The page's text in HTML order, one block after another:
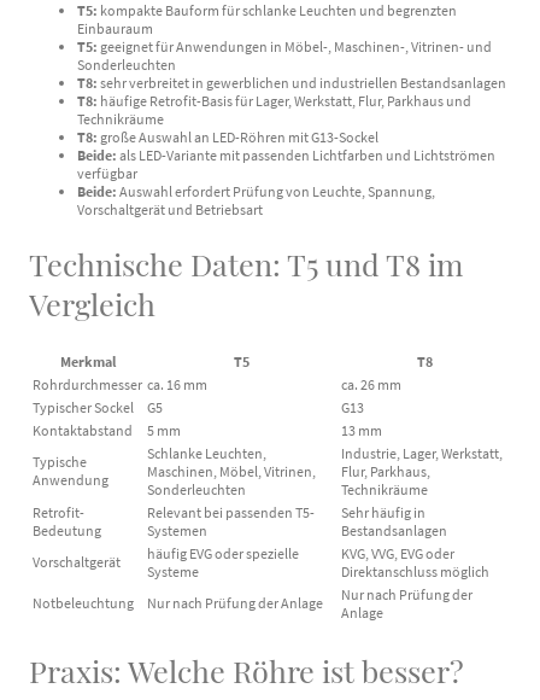
T5: kompakte Bauform für schlanke Leuchten und begrenzten
Einbauraum
T5: geeignet für Anwendungen in Möbel-, Maschinen-, Vitrinen- und
Sonderleuchten
T8: sehr verbreitet in gewerblichen und industriellen Bestandsanlagen
T8: häufige Retrofit-Basis für Lager, Werkstatt, Flur, Parkhaus und
Technikräume
T8: große Auswahl an LED-Röhren mit G13-Sockel
Beide: als LED-Variante mit passenden Lichtfarben und Lichtströmen
verfügbar
Beide: Auswahl erfordert Prüfung von Leuchte, Spannung,
Vorschaltgerät und Betriebsart
Technische Daten: T5 und T8 im
Vergleich
Merkmal T5
T8
Rohrdurchmesser ca. 16 mm
ca. 26 mm
Typischer Sockel
G5
G13
Kontaktabstand
5 mm
13 mm
Typische
Anwendung
Schlanke Leuchten,
Maschinen, Möbel, Vitrinen,
Sonderleuchten
Industrie, Lager, Werkstatt,
Flur, Parkhaus,
Technikräume
Retrofit-
Bedeutung
Relevant bei passenden T5-
Systemen
Sehr häufig in
Bestandsanlagen
Vorschaltgerät
häufig EVG oder spezielle
Systeme
KVG, VVG, EVG oder
Direktanschluss möglich
Notbeleuchtung
Nur nach Prüfung der Anlage
Nur nach Prüfung der
Anlage
Praxis: Welche Röhre ist besser?